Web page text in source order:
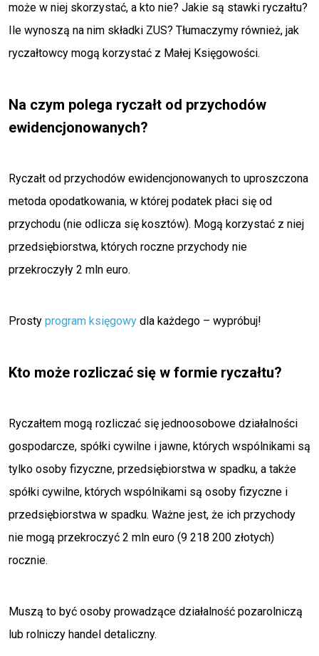
może w niej skorzystać, a kto nie? Jakie są stawki ryczałtu?
Ile wynoszą na nim składki ZUS? Tłumaczymy również, jak
ryczałtowcy mogą korzystać z Małej Księgowości.
Na czym polega ryczałt od przychodów
ewidencjonowanych?
Ryczałt od przychodów ewidencjonowanych to uproszczona
metoda opodatkowania, w której podatek płaci się od
przychodu (nie odlicza się kosztów). Mogą korzystać z niej
przedsiębiorstwa, których roczne przychody nie
przekroczyły 2 mln euro.
Prosty program księgowy dla każdego – wypróbuj!
Kto może rozliczać się w formie ryczałtu?
Ryczałtem mogą rozliczać się jednoosobowe działalności
gospodarcze, spółki cywilne i jawne, których wspólnikami są
tylko osoby fizyczne, przedsiębiorstwa w spadku, a także
spółki cywilne, których wspólnikami są osoby fizyczne i
przedsiębiorstwa w spadku. Ważne jest, że ich przychody
nie mogą przekroczyć 2 mln euro (9 218 200 złotych)
rocznie.
Muszą to być osoby prowadzące działalność pozarolniczą
lub rolniczy handel detaliczny.